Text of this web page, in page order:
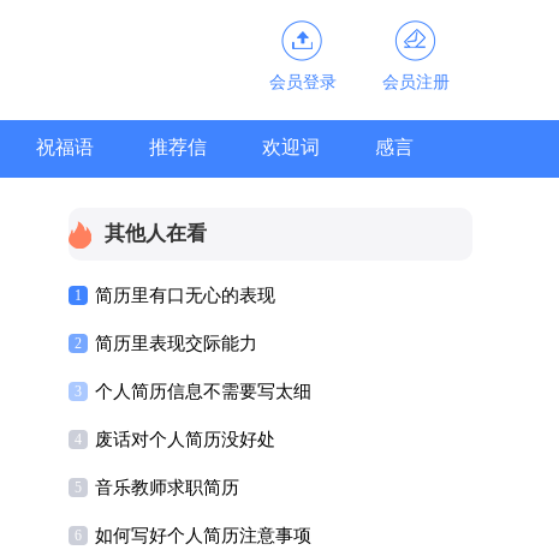
会员登录 会员注册
祝福语 推荐信 欢迎词 感言
其他人在看
1 简历里有口无心的表现
2 简历里表现交际能力
3 个人简历信息不需要写太细
4 废话对个人简历没好处
5 音乐教师求职简历
6 如何写好个人简历注意事项